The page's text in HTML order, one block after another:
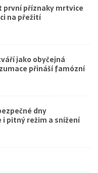
první příznaky mrtvice
na přežití
jako obyčejná
přináší famózní
dny
i pitný režim a snížení